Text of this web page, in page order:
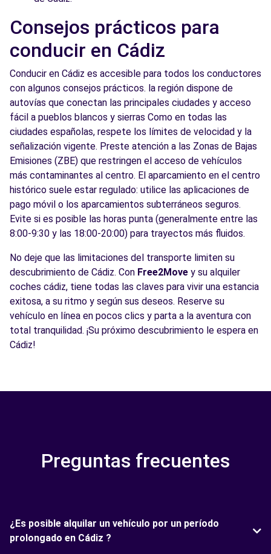
Consejos prácticos para
conducir en Cádiz
Conducir en Cádiz es accesible para todos los conductores
con algunos consejos prácticos. la región dispone de
autovías que conectan las principales ciudades y acceso
fácil a pueblos blancos y sierras Como en todas las
ciudades españolas, respete los límites de velocidad y la
señalización vigente. Preste atención a las Zonas de Bajas
Emisiones (ZBE) que restringen el acceso de vehículos
más contaminantes al centro. El aparcamiento en el centro
histórico suele estar regulado: utilice las aplicaciones de
pago móvil o los aparcamientos subterráneos seguros.
Evite si es posible las horas punta (generalmente entre las
8:00-9:30 y las 18:00-20:00) para trayectos más fluidos.
No deje que las limitaciones del transporte limiten su
descubrimiento de Cádiz. Con Free2Move y su alquiler
coches cádiz, tiene todas las claves para vivir una estancia
exitosa, a su ritmo y según sus deseos. Reserve su
vehículo en línea en pocos clics y parta a la aventura con
total tranquilidad. ¡Su próximo descubrimiento le espera en
Cádiz!
Preguntas frecuentes
¿Es posible alquilar un vehículo por un período
prolongado en Cádiz ?